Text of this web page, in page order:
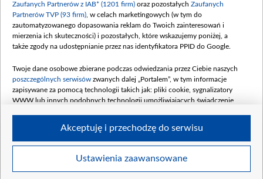
© 2026 Telewizja Polska S. A. w likwidacji
Zaufanych Partnerów z IAB* (1201 firm) oraz pozostałych Zaufanych
Partnerów TVP (93 firm) , w celach marketingowych (w tym do
zautomatyzowanego dopasowania reklam do Twoich zainteresowań i
mierzenia ich skuteczności) i pozostałych, które wskazujemy poniżej, a
także zgody na udostępnianie przez nas identyfikatora PPID do Google.
Twoje dane osobowe zbierane podczas odwiedzania przez Ciebie naszych
poszczególnych serwisów zwanych dalej „Portalem”, w tym informacje
zapisywane za pomocą technologii takich jak: pliki cookie, sygnalizatory
WWW lub innych podobnych technologii umożliwiających świadczenie
Twoje dane osobowe zbierane podczas odwiedzania przez Ciebie
Ustawienia zaawansowane
Akceptuję i przechodzę do serwisu